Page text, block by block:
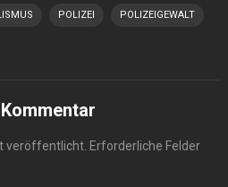
POLIZEI POLIZEIGEWALT
veröffentlicht. Erforderliche Felder